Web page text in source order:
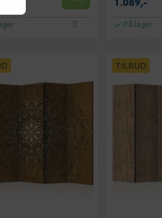
1.089,-
På lager
TILBUD